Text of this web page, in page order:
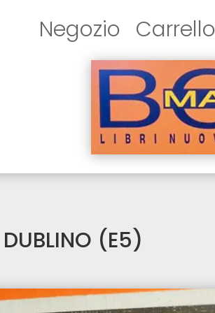
Negozio Carrello
DUBLINO (E5)